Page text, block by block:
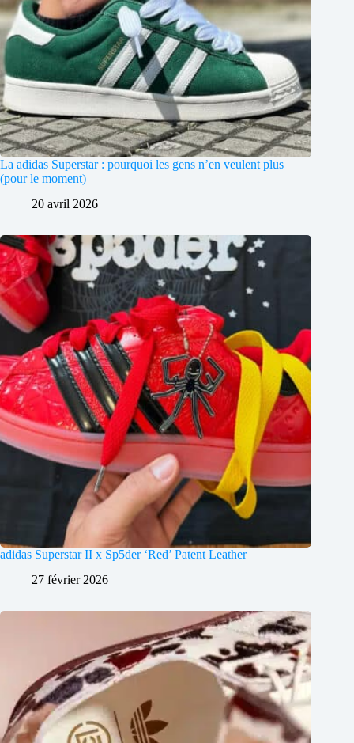
La adidas Superstar : pourquoi les gens n’en veulent plus
(pour le moment)
20 avril 2026
adidas Superstar II x Sp5der ‘Red’ Patent Leather
27 février 2026